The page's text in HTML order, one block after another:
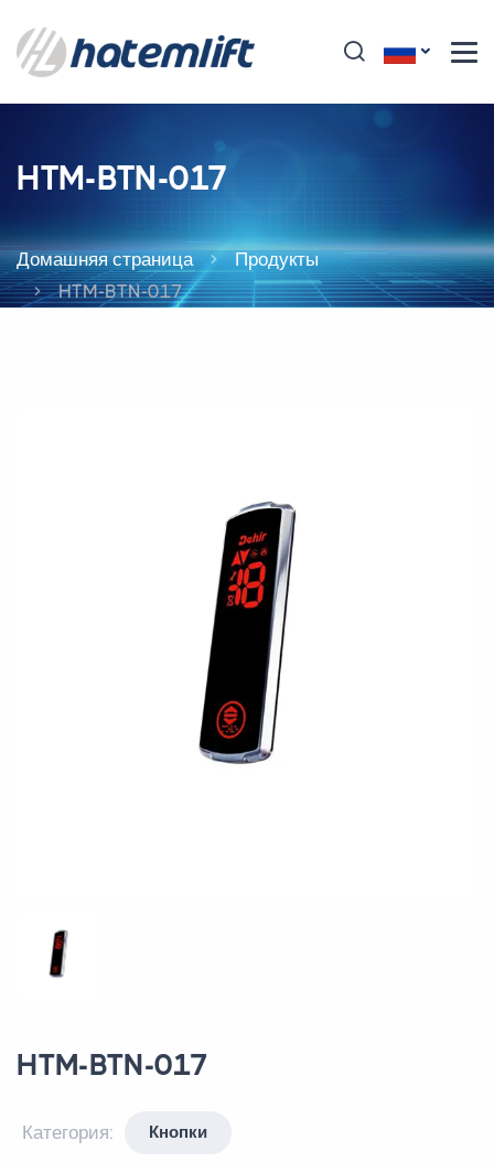
HTM-BTN-017
Домашняя страница
Продукты
HTM-BTN-017
HTM-BTN-017
Категория: Кнопки